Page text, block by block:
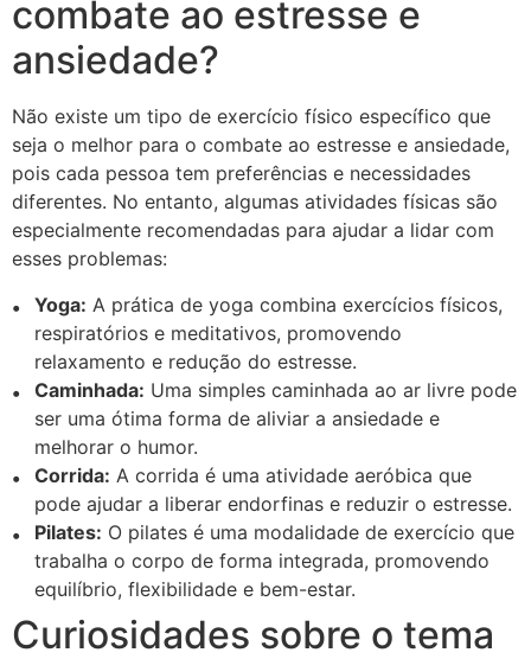
combate ao estresse e
ansiedade?
Não existe um tipo de exercício físico específico que
seja o melhor para o combate ao estresse e ansiedade,
pois cada pessoa tem preferências e necessidades
diferentes. No entanto, algumas atividades físicas são
especialmente recomendadas para ajudar a lidar com
esses problemas:
Yoga: A prática de yoga combina exercícios físicos,
respiratórios e meditativos, promovendo
relaxamento e redução do estresse.
Caminhada: Uma simples caminhada ao ar livre pode
ser uma ótima forma de aliviar a ansiedade e
melhorar o humor.
Corrida: A corrida é uma atividade aeróbica que
pode ajudar a liberar endorfinas e reduzir o estresse.
Pilates: O pilates é uma modalidade de exercício que
trabalha o corpo de forma integrada, promovendo
equilíbrio, flexibilidade e bem-estar.
Curiosidades sobre o tema